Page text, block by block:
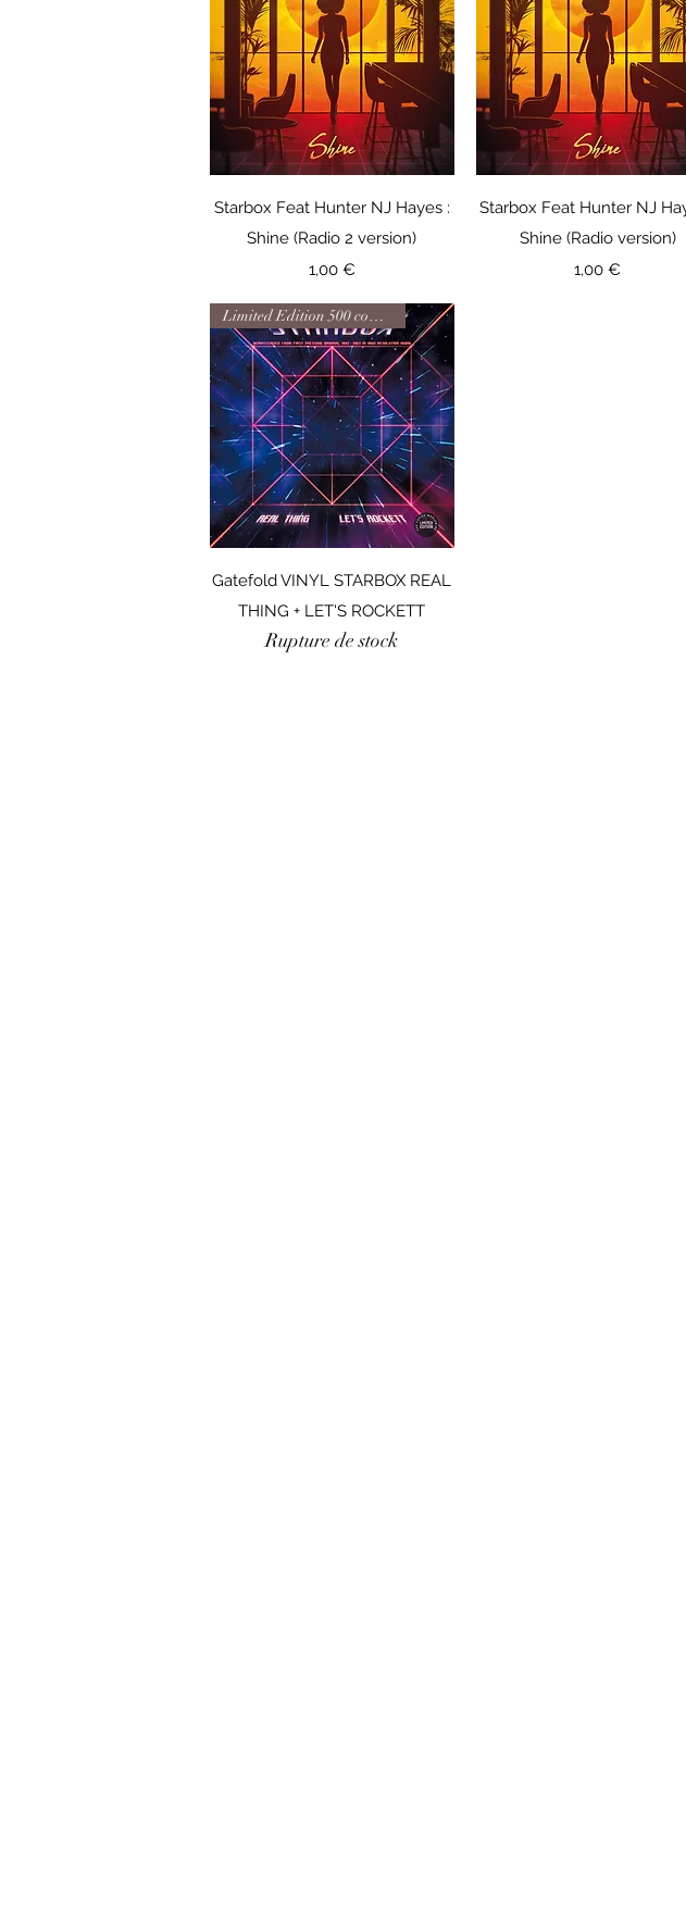
Aperçu rapide
Starbox Feat Hunter NJ Hayes :
Shine (Radio 2 version)
Prix
1,00 €
Aperçu rapide
Starbox Feat Hunter NJ
Shine (Radio version)
Prix
1,00 €
Aperçu rapide
Limited Edition 500 copy VINYL
Gatefold VINYL STARBOX REAL
THING + LET'S ROCKETT
Rupture de stock